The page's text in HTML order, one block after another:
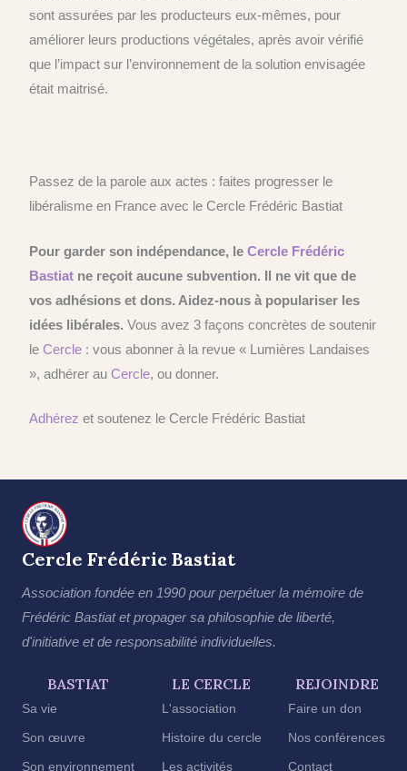
sont assurées par les producteurs eux-mêmes, pour
améliorer leurs productions végétales, après avoir vérifié
que l’impact sur l’environnement de la solution envisagée
était maitrisé.
Passez de la parole aux actes : faites progresser le
libéralisme en France avec le Cercle Frédéric Bastiat
Pour garder son indépendance, leCercle Frédéric
Bastiat ne reçoit aucune subvention. Il ne vit que de
vos adhésions et dons. Aidez-nous à populariser les
idées libérales. Vous avez 3 façons concrètes de soutenir
leCercle : vous abonner à la revue « Lumières Landaises
», adhérer auCercle, ou donner.
Adhérez et soutenez le Cercle Frédéric Bastiat
Cercle Frédéric Bastiat
Association fondée en 1990 pour perpétuer la mémoire de
Frédéric Bastiat et propager sa philosophie de liberté,
d'initiative et de responsabilité individuelles.
BASTIAT
Sa vie
Son œuvre
Son environnement
LE CERCLE
L'association
Histoire du cercle
Les activités
REJOINDRE
Faire un don
Nos conférences
Contact